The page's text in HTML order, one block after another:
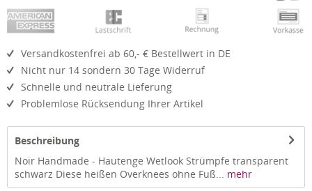
Versandkostenfrei ab 60,- € Bestellwert in DE
Nicht nur 14 sondern 30 Tage Widerruf
Schnelle und neutrale Lieferung
Problemlose Rücksendung Ihrer Artikel
Beschreibung
Noir Handmade - Hautenge Wetlook Strümpfe transparent
schwarz Diese heißen Overknees ohne Fuß... mehr